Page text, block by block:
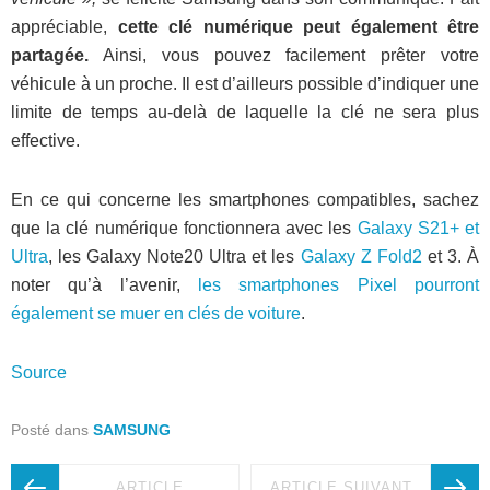
appréciable, cette clé numérique peut également être
partagée. Ainsi, vous pouvez facilement prêter votre
véhicule à un proche. Il est d’ailleurs possible d’indiquer une
limite de temps au-delà de laquelle la clé ne sera plus
effective.
En ce qui concerne les smartphones compatibles, sachez
que la clé numérique fonctionnera avec les Galaxy S21+ et
Ultra, les Galaxy Note20 Ultra et les Galaxy Z Fold2 et 3. À
noter qu’à l’avenir,
les smartphones Pixel pourront
également se muer en clés de voiture.
Source
Posté dans SAMSUNG